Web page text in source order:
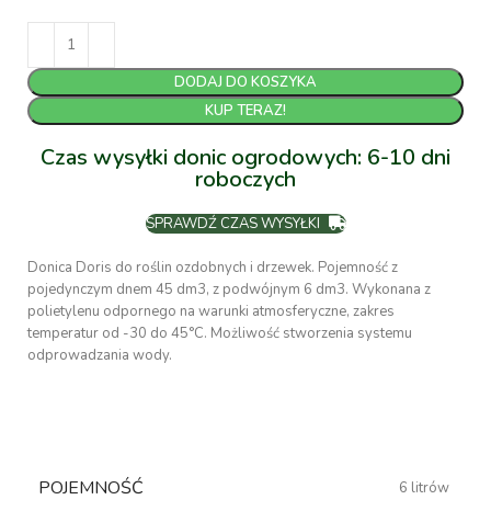
DODAJ DO KOSZYKA
KUP TERAZ!
Czas wysyłki donic ogrodowych: 6-10 dni
roboczych
SPRAWDŹ CZAS WYSYŁKI
Donica Doris do roślin ozdobnych i drzewek. Pojemność z
pojedynczym dnem 45 dm3, z podwójnym 6 dm3. Wykonana z
polietylenu odpornego na warunki atmosferyczne, zakres
temperatur od -30 do 45°C. Możliwość stworzenia systemu
odprowadzania wody.
POJEMNOŚĆ 6 litrów